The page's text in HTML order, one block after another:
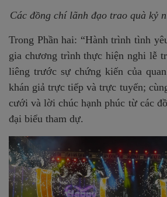
Các đồng chí lãnh đạo trao quà kỷ
Trong Phần hai: “Hành trình tình
gia chương trình thực hiện nghi lễ
liêng trước sự chứng kiến của
khán giả trực tiếp và trực tuyến;
cưới và lời chúc hạnh phúc từ các
đại biểu tham dự.